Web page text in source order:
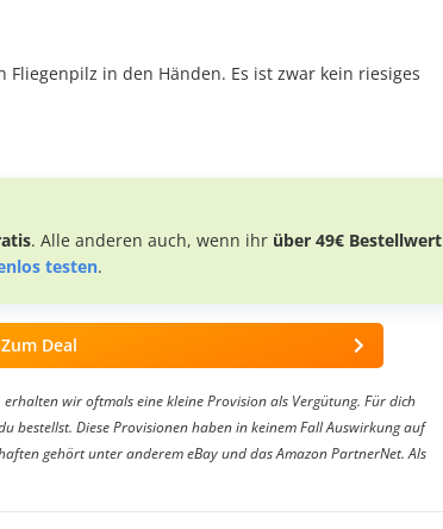
in den Händen. Es ist zwar kein riesiges
. Alle anderen auch, wenn ihr über 49€ Bestellwert
testen.
Zum Deal
wir oftmals eine kleine Provision als Vergütung. Für dich
bestellst. Diese Provisionen haben in keinem Fall Auswirkung auf
gehört unter anderem eBay und das Amazon PartnerNet. Als